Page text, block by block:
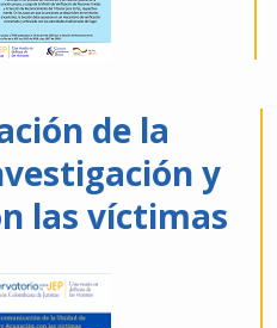
de la
y
las víctimas